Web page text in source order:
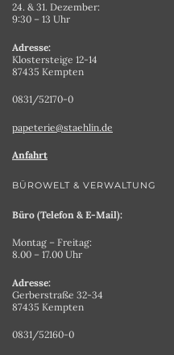
24. & 31. Dezember:
9:30 – 13 Uhr
Adresse:
Klostersteige 12-14
87435 Kempten
0831/52170-0
papeterie@staehlin.de
Anfahrt
BÜROWELT & VERWALTUNG
Büro (Telefon & E-Mail):
Montag – Freitag:
8.00 – 17.00 Uhr
Adresse:
Gerberstraße 32-34
87435 Kempten
0831/52160-0